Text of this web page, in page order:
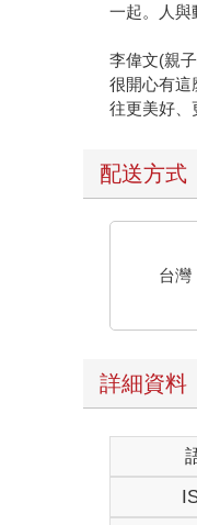
一起。人與
李偉文(親
很開心有這
往更美好、
配送方式
台灣
詳細資料